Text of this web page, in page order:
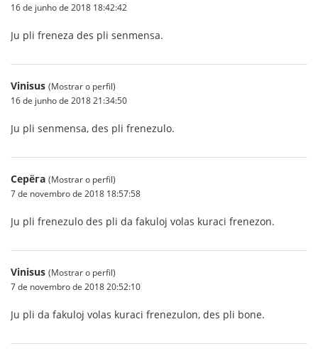
16 de junho de 2018 18:42:42
Ju pli freneza des pli senmensa.
Vinisus (Mostrar o perfil)
16 de junho de 2018 21:34:50
Ju pli senmensa, des pli frenezulo.
Серёга (Mostrar o perfil)
7 de novembro de 2018 18:57:58
Ju pli frenezulo des pli da fakuloj volas kuraci frenezon.
Vinisus (Mostrar o perfil)
7 de novembro de 2018 20:52:10
Ju pli da fakuloj volas kuraci frenezulon, des pli bone.